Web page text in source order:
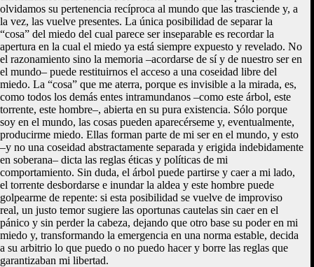
olvidamos su pertenencia recíproca al mundo que las trasciende y, a
la vez, las vuelve presentes. La única posibilidad de separar la
“cosa” del miedo del cual parece ser inseparable es recordar la
apertura en la cual el miedo ya está siempre expuesto y revelado. No
el razonamiento sino la memoria –acordarse de sí y de nuestro ser en
el mundo– puede restituirnos el acceso a una coseidad libre del
miedo. La “cosa” que me aterra, porque es invisible a la mirada, es,
como todos los demás entes intramundanos –como este árbol, este
torrente, este hombre–, abierta en su pura existencia. Sólo porque
soy en el mundo, las cosas pueden aparecérseme y, eventualmente,
producirme miedo. Ellas forman parte de mi ser en el mundo, y esto
–y no una coseidad abstractamente separada y erigida indebidamente
en soberana– dicta las reglas éticas y políticas de mi
comportamiento. Sin duda, el árbol puede partirse y caer a mi lado,
el torrente desbordarse e inundar la aldea y este hombre puede
golpearme de repente: si esta posibilidad se vuelve de improviso
real, un justo temor sugiere las oportunas cautelas sin caer en el
pánico y sin perder la cabeza, dejando que otro base su poder en mi
miedo y, transformando la emergencia en una norma estable, decida
a su arbitrio lo que puedo o no puedo hacer y borre las reglas que
garantizaban mi libertad.